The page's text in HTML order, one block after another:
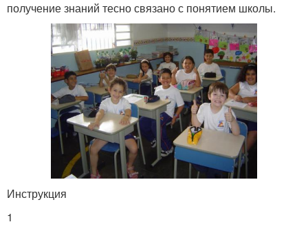
получение знаний тесно связано с понятием школы.
Инструкция
1